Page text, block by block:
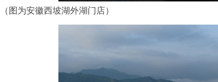
（图为安徽西坡湖外湖门店）